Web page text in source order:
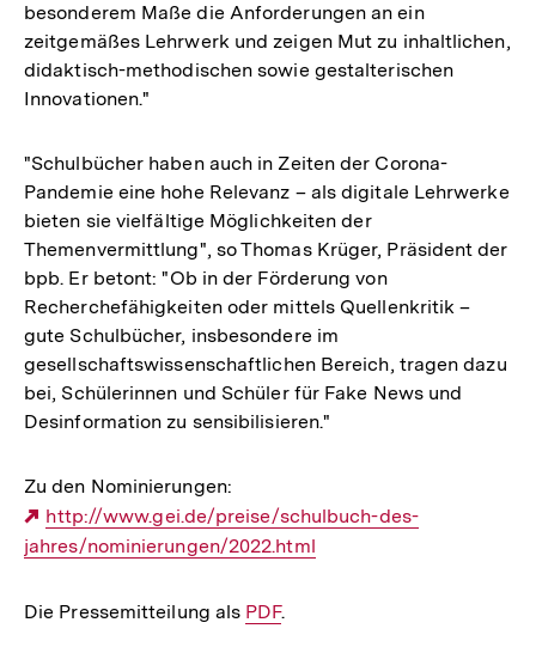
besonderem Maße die Anforderungen an ein
zeitgemäßes Lehrwerk und zeigen Mut zu inhaltlichen,
didaktisch-methodischen sowie gestalterischen
Innovationen."
"Schulbücher haben auch in Zeiten der Corona-
Pandemie eine hohe Relevanz – als digitale Lehrwerke
bieten sie vielfältige Möglichkeiten der
Themenvermittlung", so Thomas Krüger, Präsident der
bpb. Er betont: "Ob in der Förderung von
Recherchefähigkeiten oder mittels Quellenkritik –
gute Schulbücher, insbesondere im
gesellschaftswissenschaftlichen Bereich, tragen dazu
bei, Schülerinnen und Schüler für Fake News und
Desinformation zu sensibilisieren."
Zu den Nominierungen:
Externer
Link:
http://www.gei.de/preise/schulbuch-des-
jahres/nominierungen/2022.html
Die Pressemitteilung als Interner
PDF.